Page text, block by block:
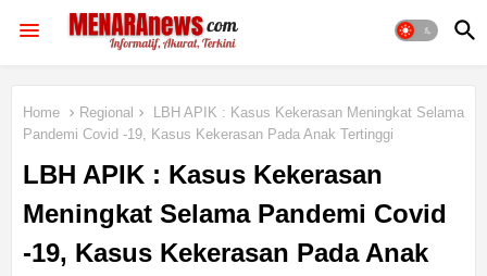
Home Regional
LBH APIK : Kasus Kekerasan Meningkat Selama
Pandemi Covid -19, Kasus Kekerasan Pada Anak Tertinggi
LBH APIK : Kasus Kekerasan
Meningkat Selama Pandemi Covid
-19, Kasus Kekerasan Pada Anak